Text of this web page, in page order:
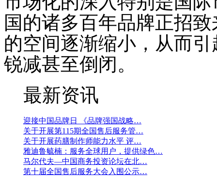
国的诸多百年品牌正招
的空间逐渐缩小，从而
锐减甚至倒闭。
最新资讯
迎接中国品牌日 《品牌强国战略…
关于开展第115期全国售后服务管…
关于开展药膳制作师能力水平 评…
雅迪鲁毓楠：服务全球用户，提供绿色…
马尔代夫—中国商务投资论坛在北…
第十届全国售后服务大会入围公示…